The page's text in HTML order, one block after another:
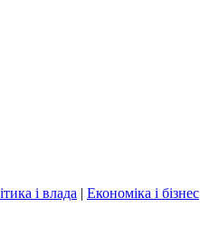
і влада | Економіка і бізнес